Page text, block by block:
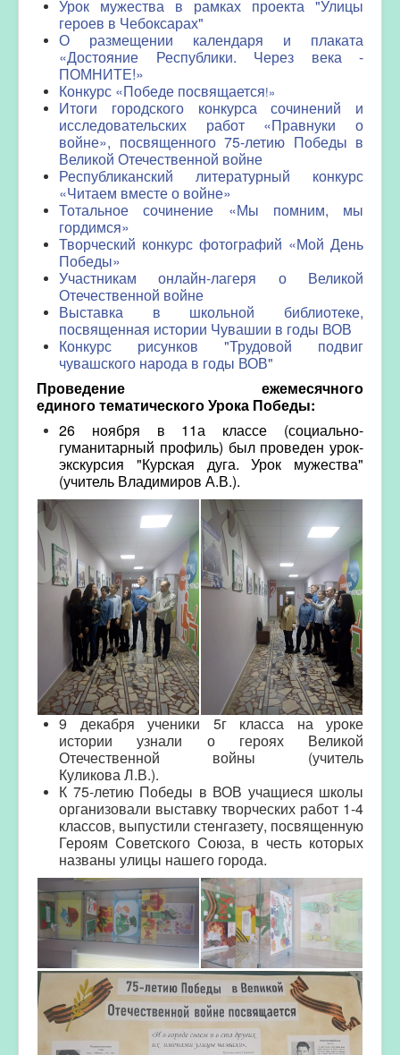
Урок мужества в рамках проекта "Улицы
героев в Чебоксарах"
О размещении календаря и плаката
«Достояние Республики. Через века -
ПОМНИТЕ!»
Конкурс «Победе посвящается!»
Итоги городского конкурса сочинений и
исследовательских работ «Правнуки о
войне», посвященного 75-летию Победы в
Великой Отечественной войне
Республиканский литературный конкурс
«Читаем вместе о войне»
Тотальное сочинение «Мы помним, мы
гордимся»
Творческий конкурс фотографий «Мой День
Победы»
Участникам онлайн-лагеря о Великой
Отечественной войне
Выставка в школьной библиотеке,
посвященная истории Чувашии в годы ВОВ
Конкурс рисунков "Трудовой подвиг
чувашского народа в годы ВОВ"
Проведение ежемесячного
единого тематического Урока Победы:
26 ноября в 11а классе (социально-
гуманитарный профиль) был проведен урок-
экскурсия "Курская дуга. Урок мужества"
(учитель Владимиров А.В.).
9 декабря ученики 5г класса на уроке
истории узнали о героях Великой
Отечественной войны (учитель
Куликова Л.В.).
К 75-летию Победы в ВОВ учащиеся школы
организовали выставку творческих работ 1-4
классов, выпустили стенгазету, посвященную
Героям Советского Союза, в честь которых
названы улицы нашего города.